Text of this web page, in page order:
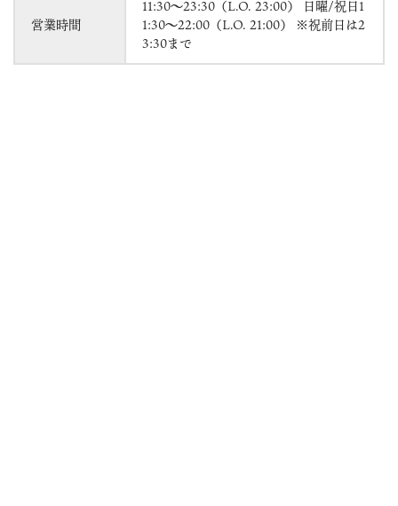
営業時間
11:30～23:30（L.O. 23:00） 日曜/祝日1
1:30～22:00（L.O. 21:00） ※祝前日は2
3:30まで